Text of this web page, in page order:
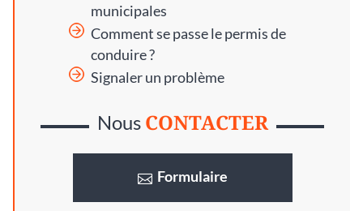
municipales
Comment se passe le permis de
conduire ?
Signaler un problème
Nous CONTACTER
Formulaire